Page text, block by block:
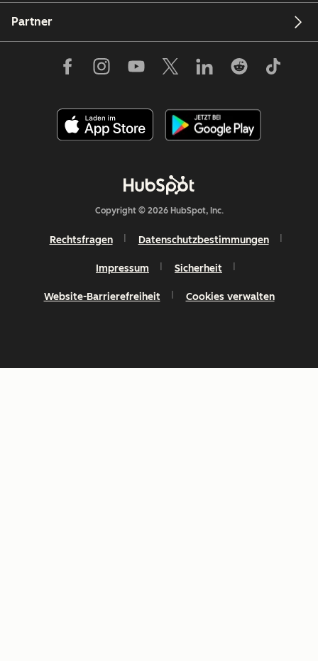
Partner
Copyright © 2026 HubSpot, Inc.
Rechtsfragen Datenschutzbestimmungen
Impressum Sicherheit
Website-Barrierefreiheit Cookies verwalten